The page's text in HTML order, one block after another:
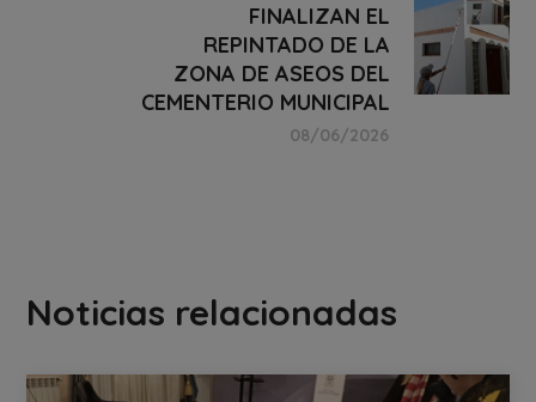
FINALIZAN EL
REPINTADO DE LA
ZONA DE ASEOS DEL
CEMENTERIO MUNICIPAL
08/06/2026
Noticias relacionadas